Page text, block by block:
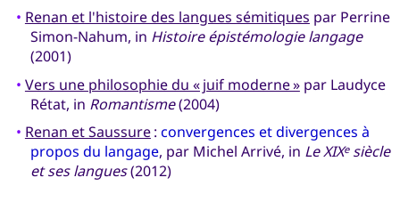
• Renan et l'histoire des langues sémitiques par Perrine
Simon-Nahum, in Histoire épistémologie langage
(2001)
• Vers une philosophie du « juif moderne »par Laudyce
Rétat, in Romantisme(2004)
• Renan et Saussure: convergences et divergences à
propos du langage, par Michel Arrivé, in Le XIXesiècle
et ses langues(2012)